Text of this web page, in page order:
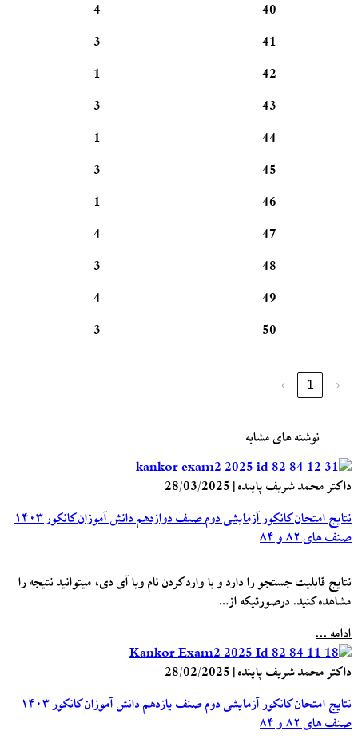
40
4
41
3
42
1
43
3
44
1
45
3
46
1
47
4
48
3
49
4
50
3
‹
1
›
نوشته های مشابه
داکتر محمد شریف پاینده|
28/03/2025
نتایج امتحان کانکور آزمایشی دوم صنف دوازدهم دانش آموزان کانکور ۱۴۰۳
صنف های ۸۲ و ۸۴
نتایج قابلیت جستجو را دارد و با وارد کردن نام ویا آی دی، میتوانید نتیجه را
مشاهده کنید. درصورتیکه از…
ادامه ...
داکتر محمد شریف پاینده|
28/02/2025
نتایج امتحان کانکور آزمایشی دوم صنف یازدهم دانش آموزان کانکور ۱۴۰۳
صنف های ۸۲ و ۸۴